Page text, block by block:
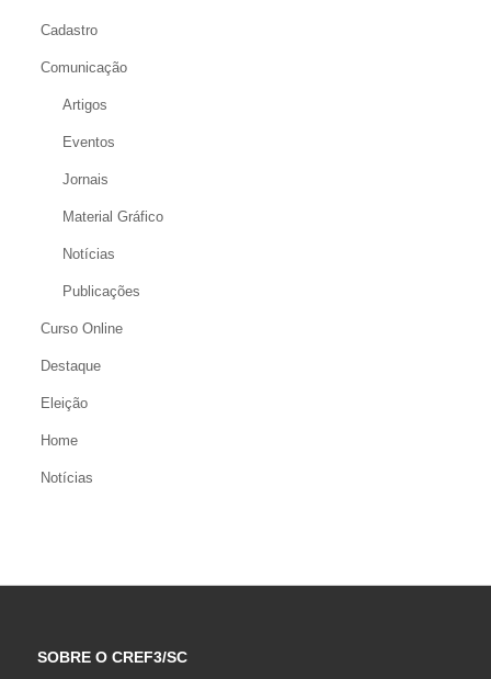
Cadastro
Comunicação
Artigos
Eventos
Jornais
Material Gráfico
Notícias
Publicações
Curso Online
Destaque
Eleição
Home
Notícias
SOBRE O CREF3/SC